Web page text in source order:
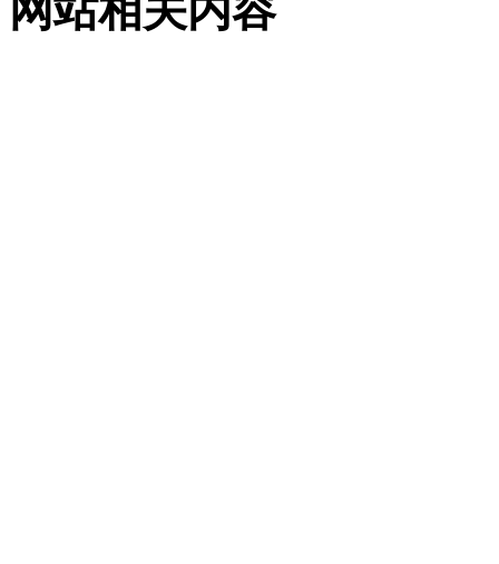
网站相关内容